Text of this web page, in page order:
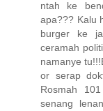
ntah ke
apa??? Kalu
burger ke
ceramah
namanye
or serap
Rosmah
senang